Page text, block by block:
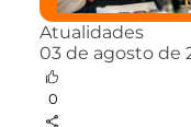
Atualidades
03 de agosto de
0